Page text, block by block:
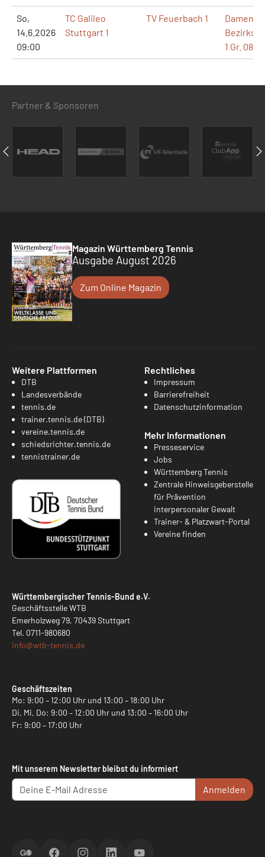
So,
14.6.2026
09:00
TC Galileo
Stuttgart 1
TV Feuerbach 1
Damen 30
1 Gr. 086
Partner & Sponsoren
Magazin Württemberg Tennis
Ausgabe August 2026
Zum Online Magazin
Weitere Plattformen
DTB
Landesverbände
tennis.de
trainer.tennis.de (DTB)
vereine.tennis.de
schiedsrichter.tennis.de
tennistrainer.de
Rechtliches
Impressum
Barrierefreiheit
Datenschutzinformation
Mehr Informationen
Presseservice
Jobs
Württemberg Tennis
Zentrale Hinweisgeberstelle
für Prävention
interpersonaler Gewalt
Trainer- & Platzwart-Portal
Vereine finden
Württembergischer Tennis-Bund e.V.
Geschäftsstelle WTB
Emerholzweg 79, 70439 Stuttgart
Tel. 0711-980680
info@wtb-tennis.de
Geschäftszeiten
Mo: 9:00 – 12:00 Uhr und 13:00 – 18:00 Uhr
Di, Mi, Do: 9:00 – 12:00 Uhr und 13:00 – 16:00 Uhr
Fr: 9:00 – 17:00 Uhr
Mit unserem Newsletter bleibst du informiert
Anmelden